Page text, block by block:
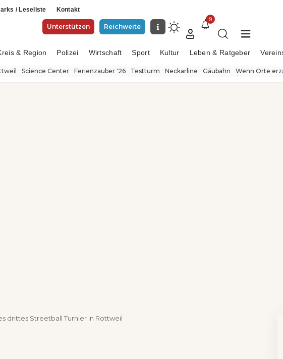
/ Leseliste Kontakt
Unterstützen Reichweite
9
& Region Polizei Wirtschaft Sport Kultur Leben & Ratgeber
Science Center Ferienzauber '26 Testturm Neckarline Gäubahn Wenn Orte
drittes Streetball Turnier in Rottweil